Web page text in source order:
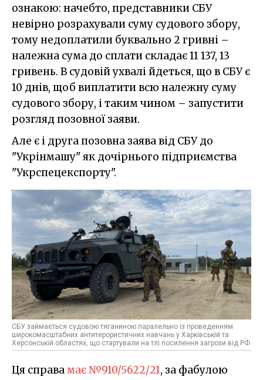
ознакою: начебто, представники СБУ
невірно розрахували суму судового збору,
тому недоплатили буквально 2 гривні –
належна сума до сплати складає 11 137, 13
гривень. В судовій ухвалі йдеться, що в СБУ є
10 днів, щоб виплатити всю належну суму
судового збору, і таким чином – запустити
розгляд позовної заяви.
Але є і друга позовна заява від СБУ до
"Укрінмашу" як дочірнього підприємства
"Укрспецекспорту".
СБУ займається судовою тяганиною паралельно із проведенням
широкомасштабних антитерористичних навчань у Харківській та
Херсонській областях, що стартували на тлі посилення загрози від РФ
Ця справамає №910/5622/21, за фабулою